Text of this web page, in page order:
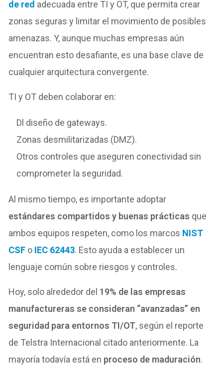
de red adecuada entre TI y OT, que permita crear
zonas seguras y limitar el movimiento de posibles
amenazas. Y, aunque muchas empresas aún
encuentran esto desafiante, es una base clave de
cualquier arquitectura convergente.
TI y OT deben colaborar en:
Dl diseño de gateways.
Zonas desmilitarizadas (DMZ).
Otros controles que aseguren conectividad sin
comprometer la seguridad.
Al mismo tiempo, es importante adoptar
estándares compartidos y buenas prácticas que
ambos equipos respeten, como los marcos NIST
CSF o IEC 62443. Esto ayuda a establecer un
lenguaje común sobre riesgos y controles.
Hoy, solo alrededor del 19% de las empresas
manufactureras se consideran “avanzadas” en
seguridad para entornos TI/OT, según el reporte
de Telstra Internacional citado anteriormente. La
mayoría todavía está en proceso de maduración.